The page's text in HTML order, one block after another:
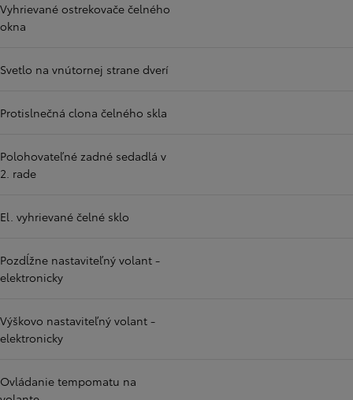
Vyhrievané ostrekovače čelného
okna
Svetlo na vnútornej strane dverí
Protislnečná clona čelného skla
Polohovateľné zadné sedadlá v
2. rade
El. vyhrievané čelné sklo
Pozdĺžne nastaviteľný volant -
elektronicky
Výškovo nastaviteľný volant -
elektronicky
Ovládanie tempomatu na